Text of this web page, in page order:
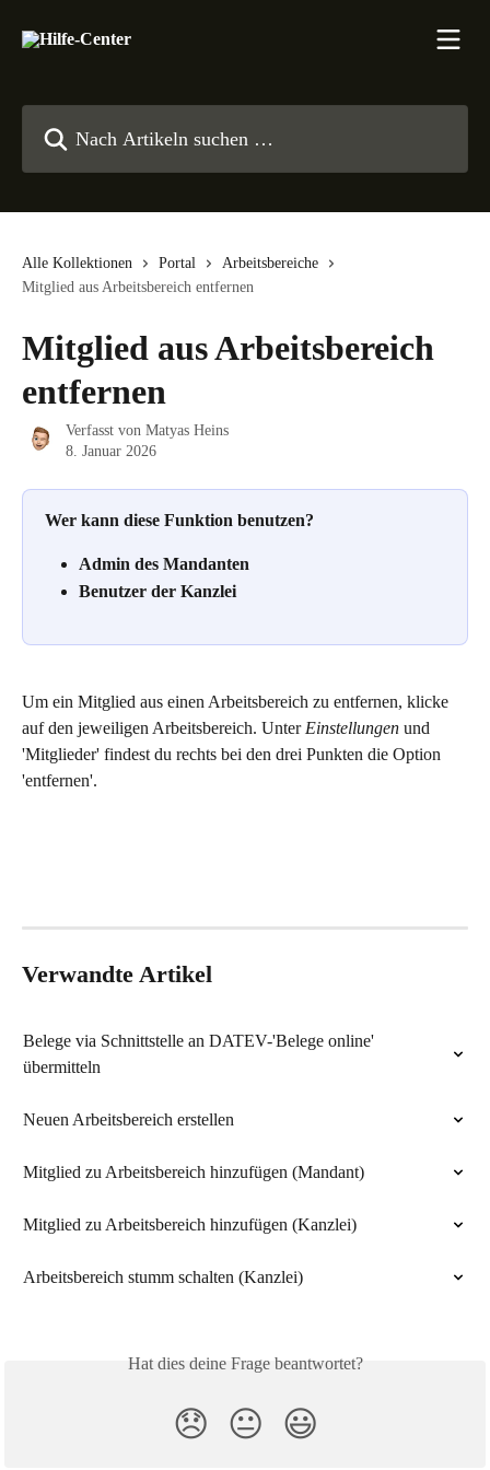
Alle Kollektionen Portal
Arbeitsbereiche
Mitglied aus Arbeitsbereich entfernen
Mitglied aus Arbeitsbereich
entfernen
Verfasst von Matyas Heins
8. Januar 2026
Wer kann diese Funktion benutzen?
Admin des Mandanten
Benutzer der Kanzlei
Um ein Mitglied aus einen Arbeitsbereich zu entfernen, klicke
auf den jeweiligen Arbeitsbereich. Unter Einstellungen und
'Mitglieder' findest du rechts bei den drei Punkten die Option
'entfernen'.
Verwandte Artikel
Belege via Schnittstelle an DATEV-'Belege online'
übermitteln
Neuen Arbeitsbereich erstellen
Mitglied zu Arbeitsbereich hinzufügen (Mandant)
Mitglied zu Arbeitsbereich hinzufügen (Kanzlei)
Arbeitsbereich stumm schalten (Kanzlei)
Hat dies deine Frage beantwortet?
😞 😐 😃